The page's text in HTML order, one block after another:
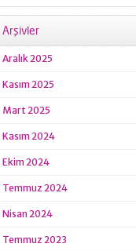
Arşivler
Aralık 2025
Kasım 2025
Mart 2025
Kasım 2024
Ekim 2024
Temmuz 2024
Nisan 2024
Temmuz 2023